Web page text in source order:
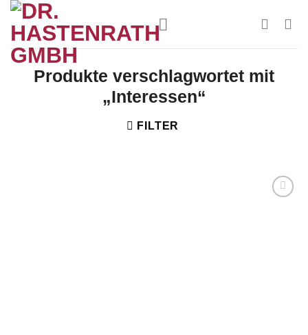
Zum
Inhalt
springen
Produkte verschlagwortet mit
„Interessen“
FILTER